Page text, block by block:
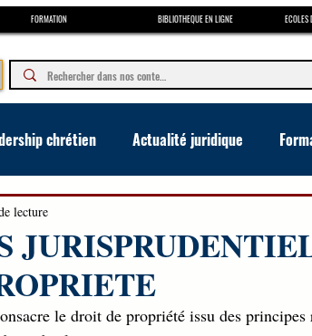
FORMATION BIBLIOTHEQUE EN LIGNE ECOLES
chrétien Actualité juridique
en art oratoire
lecture
le droit de propriété issu des